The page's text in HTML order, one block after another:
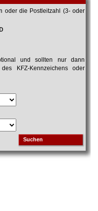
oder die Postleitzahl (3- oder
und sollten nur dann
KFZ-Kennzeichens oder
Suchen